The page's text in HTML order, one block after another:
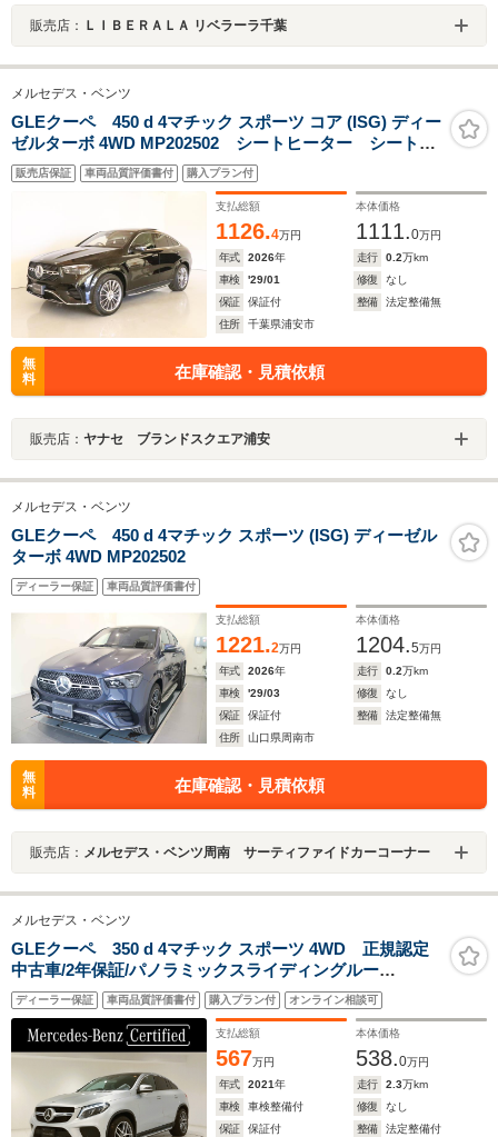
販売店： ＬＩＢＥＲＡＬＡ リベラーラ千葉
メルセデス・ベンツ
GLEクーペ 450 d 4マチック スポーツ コア (ISG) ディー
ゼルターボ 4WD MP202502 シートヒーター シートエ
アコン パワーシート トランクスルー フロアマッ
ト コネクテッド機能 ナビ 音楽プレーヤー接続
Bluetooth接続 TV ETC サンルーフ・ガラスルーフ
販売店保証 車両品質評価書付 購入プラン付
支払総額
1126.4万円
本体価格
1111.0万円
年式
2026年 走行 0.2万km
車検
'29/01 修復
なし
保証
保証付 整備
法定整備無
住所
千葉県浦安市
無
料
在庫確認・見積依頼
販売店： ヤナセ ブランドスクエア浦安
メルセデス・ベンツ
GLEクーペ 450 d 4マチック スポーツ (ISG) ディーゼル
ターボ 4WD MP202502
ディーラー保証 車両品質評価書付
支払総額
1221.2万円
本体価格
1204.5万円
年式
2026年 走行 0.2万km
車検
'29/03 修復
なし
保証
保証付 整備
法定整備無
住所
山口県周南市
無
料
在庫確認・見積依頼
販売店： メルセデス・ベンツ周南 サーティファイドカーコーナー
メルセデス・ベンツ
GLEクーペ 350 d 4マチック スポーツ 4WD 正規認定
中古車/2年保証/パノラミックスライディングルー
フ/harmankardon/本革シート/全席シートヒーター/レーダ
ーセーフティパッケージ/アダプティブクルーズコントロ
ール/360°カメラ/アンビエントライト/ETC
ディーラー保証 車両品質評価書付 購入プラン付 オンライン相談可
支払総額
567万円
本体価格
538.0万円
年式
2021年 走行 2.3万km
車検
車検整備付 修復
なし
保証
保証付 整備 法定整備付